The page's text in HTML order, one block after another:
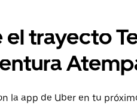
el trayecto
la app de Uber en tu